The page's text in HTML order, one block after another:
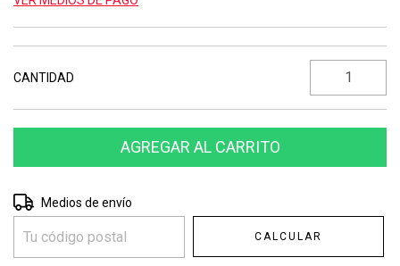
CANTIDAD
Entregas para el CP:
Medios de envío
CALCULAR